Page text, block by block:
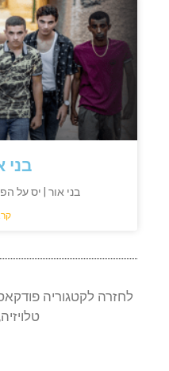
בני
בני אור | יס על
לחזרה לקטגוריה